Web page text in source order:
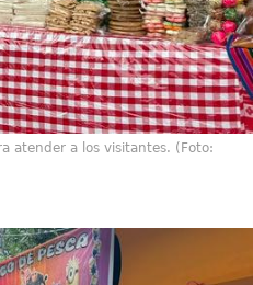
atender a los visitantes. (Foto: